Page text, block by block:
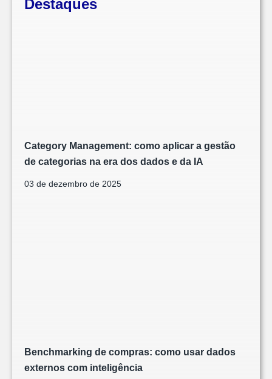
Destaques
Category Management: como aplicar a gestão
de categorias na era dos dados e da IA
03 de dezembro de 2025
Benchmarking de compras: como usar dados
externos com inteligência